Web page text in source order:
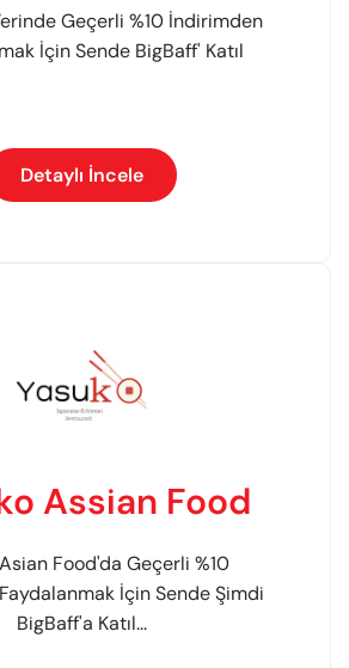
Geçerli %10 İndirimden
İçin Sende BigBaff' Katıl
Detaylı İncele
Assian Food
Food'da Geçerli %10
İçin Sende Şimdi
BigBaff'a Katıl...